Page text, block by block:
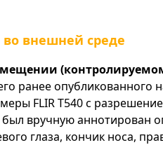
внешней среде
опубликованного
FLIR T540 с
вручную
глаза, кончик носа,